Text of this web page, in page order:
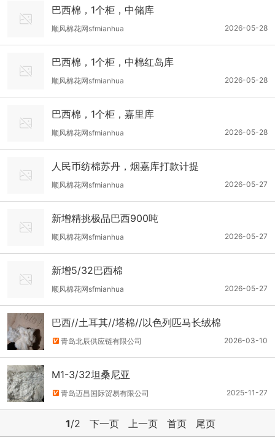
巴西棉，1个柜，中储库
2026-05-28
顺风棉花网sfmianhua
巴西棉，1个柜，中棉红岛库
2026-05-28
顺风棉花网sfmianhua
巴西棉，1个柜，嘉里库
2026-05-28
顺风棉花网sfmianhua
人民币纺棉苏丹，烟嘉库打款计提
2026-05-27
顺风棉花网sfmianhua
新增精挑极品巴西900吨
2026-05-27
顺风棉花网sfmianhua
新增5/32巴西棉
2026-05-27
顺风棉花网sfmianhua
巴西//土耳其//塔棉//以色列匹马长绒棉
2026-03-10
青岛北辰供应链有限公司
M1-3/32坦桑尼亚
2025-11-27
青岛迈昌国际贸易有限公司
1/2 下一页 上一页 首页 尾页